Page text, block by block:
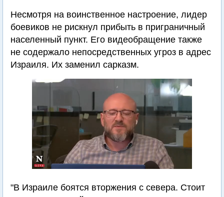
Несмотря на воинственное настроение, лидер
боевиков не рискнул прибыть в приграничный
населенный пункт. Его видеобращение также
не содержало непосредственных угроз в адрес
Израиля. Их заменил сарказм.
"В Израиле боятся вторжения с севера. Стоит